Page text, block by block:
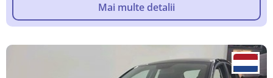
Mai multe detalii